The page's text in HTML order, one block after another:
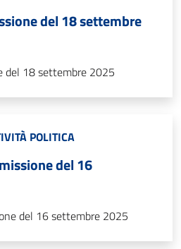
del 18 settembre
del 18 settembre 2025
POLITICA
del 16
del 16 settembre 2025